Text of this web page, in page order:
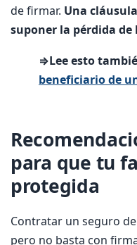
de firmar. Una
suponer la pérdida
⇒Lee esto
beneficiario de
para que tu
protegida
Contratar un seguro
pero no basta con